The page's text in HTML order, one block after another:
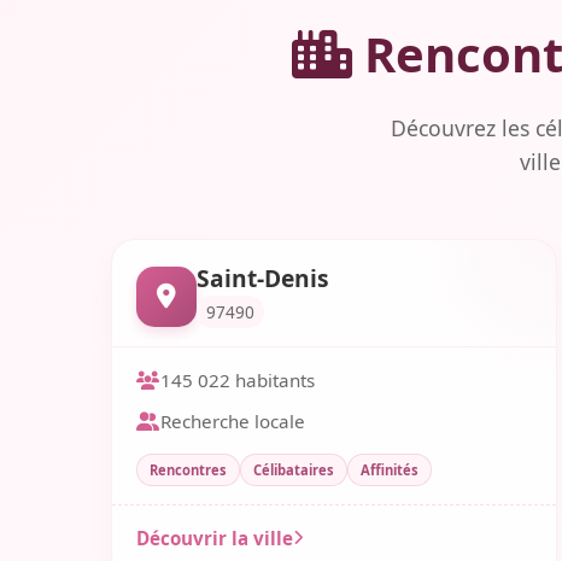
Découvrez les
Saint-Denis
97490
145 022 habitants
Recherche locale
Rencontres Célibataires Affinités
Découvrir la ville